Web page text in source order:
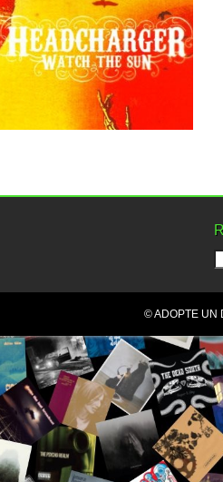
: WATCH
SUN
album pour les garçons
d’Headcharger, et premier qui atterrit
© ADOPTE UN